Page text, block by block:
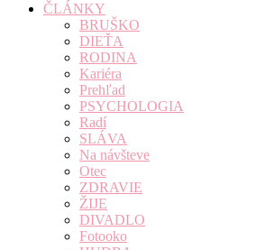
ČLÁNKY
BRUŠKO
DIEŤA
RODINA
Kariéra
Prehľad
PSYCHOLOGIA
Radí
SLÁVA
Na návšteve
Otec
ZDRAVIE
ŽIJE
DIVADLO
Fotooko